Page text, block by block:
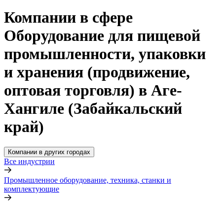
Компании в сфере
Оборудование для пищевой
промышленности, упаковки
и хранения (продвижение,
оптовая торговля) в Аге-
Хангиле (Забайкальский
край)
Компании в других городах
Все индустрии
Промышленное оборудование, техника, станки и
комплектующие